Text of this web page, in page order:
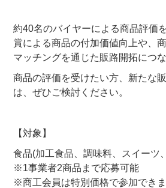
約40名のバイヤーによる商品評価
賞による商品の付加価値向上や、
マッチングを通じた販路開拓につな
商品の評価を受けたい方、新たな
は、ぜひご検討ください。
【対象】
食品(加工食品、調味料、スイーツ
※1事業者2商品まで応募可能
※商工会員は特別価格で参加できま